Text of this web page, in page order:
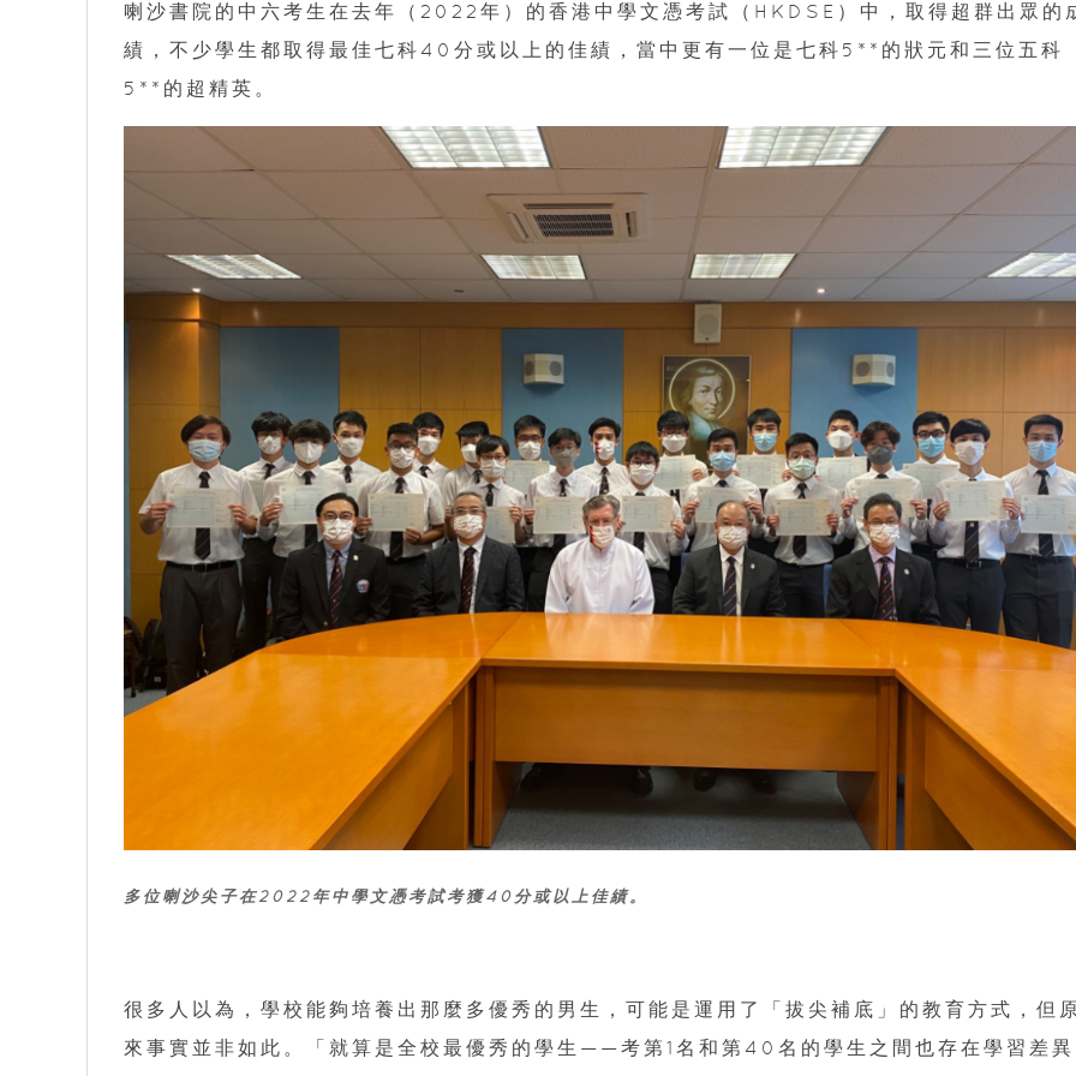
喇沙書院的中六考生在去年（2022年）的香港中學文憑考試（HKDSE）中，取得超群出眾的
績，不少學生都取得最佳七科40分或以上的佳績，當中更有一位是七科5**的狀元和三位五科
5**的超精英。
多位喇沙尖子在2022年中學文憑考試考獲40分或以上佳績。
很多人以為，學校能夠培養出那麼多優秀的男生，可能是運用了「拔尖補底」的教育方式，但
來事實並非如此。「就算是全校最優秀的學生——考第1名和第40名的學生之間也存在學習差